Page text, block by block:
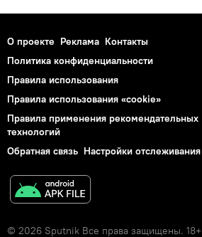
О проекте Реклама Контакты
Политика конфиденциальности
Правила использования
Правила использования «cookie»
Правила применения рекомендательных
технологий
Обратная связь Настройки отслеживания
© 2026 Sputnik Все права защищены. 18+